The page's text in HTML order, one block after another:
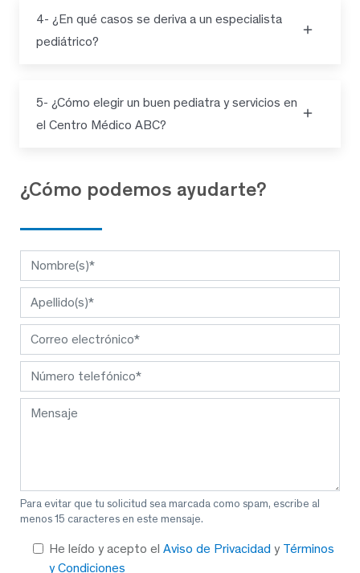
4- ¿En qué casos se deriva a un especialista
pediátrico?
5- ¿Cómo elegir un buen pediatra y servicios en
el Centro Médico ABC?
¿Cómo podemos ayudarte?
Para evitar que tu solicitud sea marcada como spam, escribe al
menos 15 caracteres en este mensaje.
He leído y acepto el Aviso de Privacidad y Términos
y Condiciones